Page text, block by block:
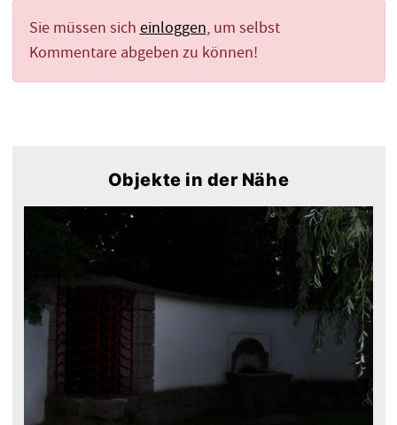
Sie müssen sich einloggen, um selbst
Kommentare abgeben zu können!
Objekte in der Nähe